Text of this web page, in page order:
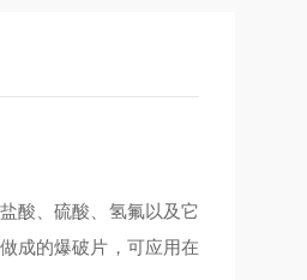
酸、硫酸、氢氟以及它
成的爆破片，可应用在